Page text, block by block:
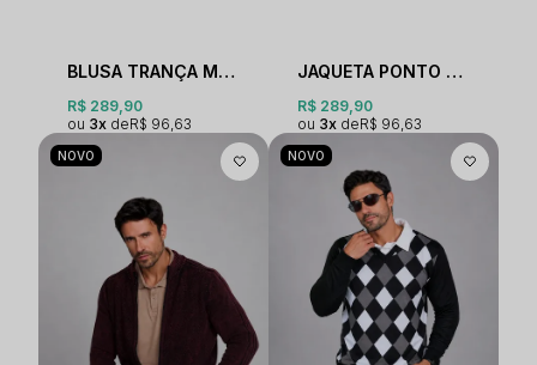
BLUSA TRANÇA MEIO ZÍPER ESTONADA
R$ 289,90
3x
R$ 96,63
JAQUETA PONTO ARROZ ESTONADA
R$ 289,90
3x
R$ 96,63
NOVO NOVO